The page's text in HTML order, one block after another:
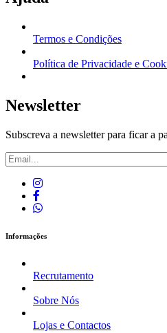
Termos e Condições
Política de Privacidade e
Newsletter
Subscreva a newsletter para ficar a
Informações
Recrutamento
Sobre Nós
Lojas e Contactos